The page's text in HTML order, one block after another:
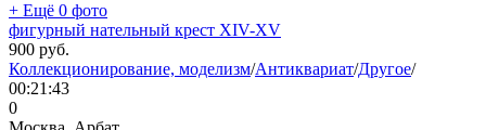
+ Ещё 0 фото
фигурный нательный крест XIV-XV
900 руб.
Коллекционирование, моделизм/Антиквариат/Другое/
00:21:43
0